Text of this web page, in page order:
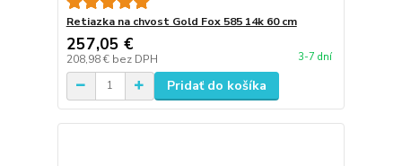
Retiazka na chvost Gold Fox 585 14k 60 cm
257,05 €
208,98 € bez DPH 3-7 dní
Pridať do košíka